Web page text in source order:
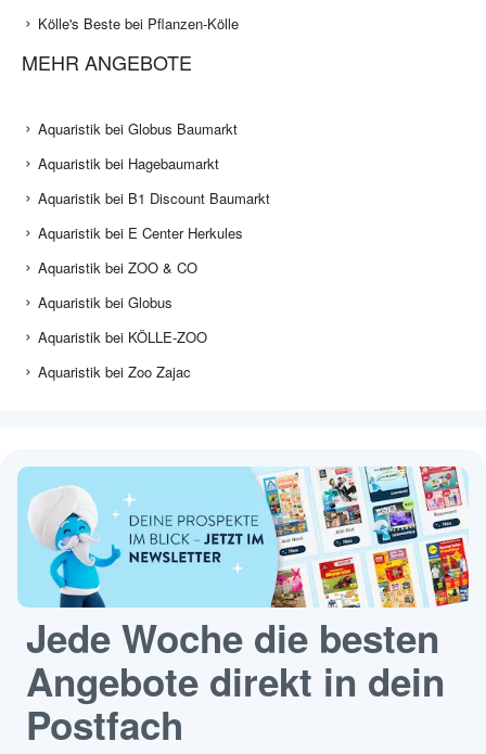
Kölle's Beste bei Pflanzen-Kölle
MEHR ANGEBOTE
Aquaristik bei Globus Baumarkt
Aquaristik bei Hagebaumarkt
Aquaristik bei B1 Discount Baumarkt
Aquaristik bei E Center Herkules
Aquaristik bei ZOO & CO
Aquaristik bei Globus
Aquaristik bei KÖLLE-ZOO
Aquaristik bei Zoo Zajac
Jede Woche die besten
Angebote direkt in dein
Postfach